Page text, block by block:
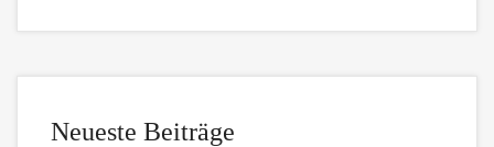
Neueste Beiträge